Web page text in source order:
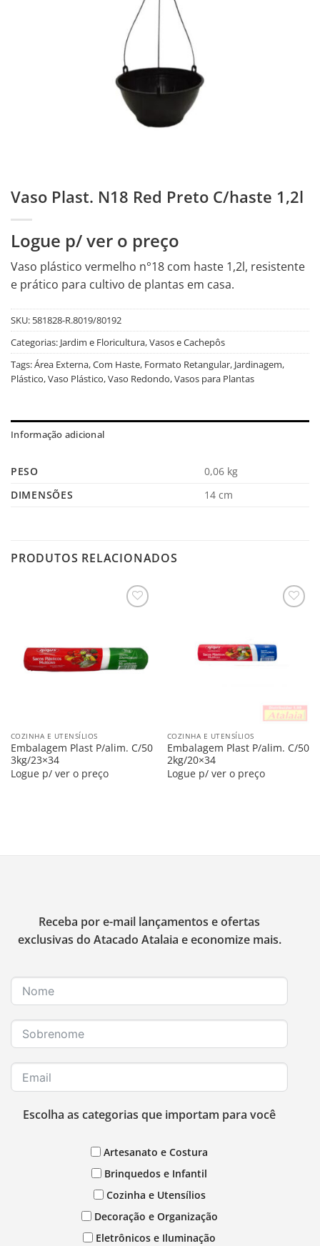
Vaso Plast. N18 Red Preto C/haste 1,2l
Logue p/ ver o preço
Vaso plástico vermelho n°18 com haste 1,2l, resistente
e prático para cultivo de plantas em casa.
SKU: 581828-R.8019/80192
Categorias: Jardim e Floricultura,Vasos e Cachepôs
Tags:Área Externa,Com Haste, Formato Retangular, Jardinagem,
Plástico,Vaso Plástico,Vaso Redondo,Vasos para Plantas
Informação adicional
PESO
0,06 kg
DIMENSÕES
14 cm
PRODUTOS RELACIONADOS
COZINHA E UTENSÍLIOS
Embalagem Plast P/alim. C/50
3kg/23×34
Logue p/ ver o preço
COZINHA E UTENSÍLIOS
Embalagem Plast P/alim. C/50
2kg/20×34
Logue p/ ver o preço
Receba por e-mail lançamentos e ofertas
exclusivas do Atacado Atalaia e economize mais.
Escolha as categorias que importam para você
Artesanato e Costura
Brinquedos e Infantil
Cozinha e Utensílios
Decoração e Organização
Eletrônicos e Iluminação